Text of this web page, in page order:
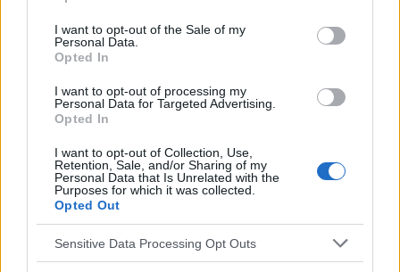
use your data for below specified purposes in below Google
consent section.
I want to opt-out of the Sale of my
Personal Data.
Opted In
I want to opt-out of processing my
Personal Data for Targeted Advertising.
Opted In
I want to opt-out of Collection, Use,
Retention, Sale, and/or Sharing of my
Personal Data that Is Unrelated with the
Purposes for which it was collected.
Opted Out
Sensitive Data Processing Opt Outs
Publicidad: